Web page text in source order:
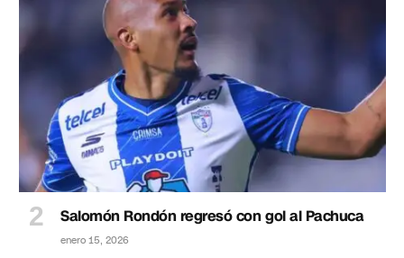
Salomón Rondón regresó con gol al Pachuca
enero 15, 2026